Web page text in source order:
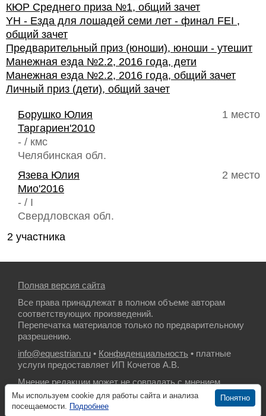
КЮР Среднего приза №1, общий зачет
YH - Езда для лошадей семи лет - финал FEI ,
общий зачет
Предварительный приз (юноши), юноши - утешит
Манежная езда №2.2, 2016 года, дети
Манежная езда №2.2, 2016 года, общий зачет
Личный приз (дети), общий зачет
1 место
Борушко Юлия
Таргариен'2010
- / кмс
Челябинская обл.
2 место
Язева Юлия
Мио'2016
- / I
Свердловская обл.
2 участника
Полная версия сайта
Все права принадлежат в полном объеме авторам
соответствующих произведений.
Перепечатка материалов только по предварительному
разрешению.
info@equestrian.ru • Конфиденциальность • платные
услуги предоставляет ИП Кочетов А.В.
Мнение редакции может не совпадать с мнением
авторов.
Понятно
Мы используем cookie для работы сайта и анализа
посещаемости. Подробнее